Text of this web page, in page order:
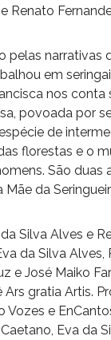
Renato
pelas narrativas
em
nos conta
povoada por
de
florestas e o
São duas
Mãe da
Silva Alves e
da Silva Alves,
e José Maiko
Ars gratia Artis.
Vozes e
Eva da